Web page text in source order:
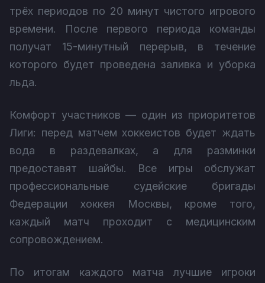
трёх периодов по 20 минут чистого игрового
времени. После первого периода команды
получат 15-минутный перерыв, в течение
которого будет проведена заливка и уборка
льда.
Комфорт участников — один из приоритетов
Лиги: перед матчем хоккеистов будет ждать
вода в раздевалках, а для разминки
предоставят шайбы. Все игры обслужат
профессиональные судейские бригады
Федерации хоккея Москвы, кроме того,
каждый матч проходит с медицинским
сопровождением.
По итогам каждого матча лучшие игроки